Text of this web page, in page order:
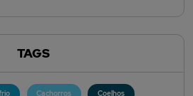
TAGS
Cachorros Coelhos